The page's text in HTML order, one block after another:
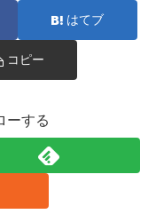
はてブ
コピー
ーする